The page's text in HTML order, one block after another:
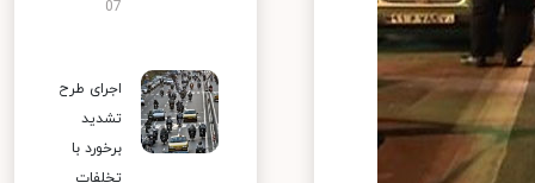
07
اجرای طرح
تشدید
برخورد با
تخلفات